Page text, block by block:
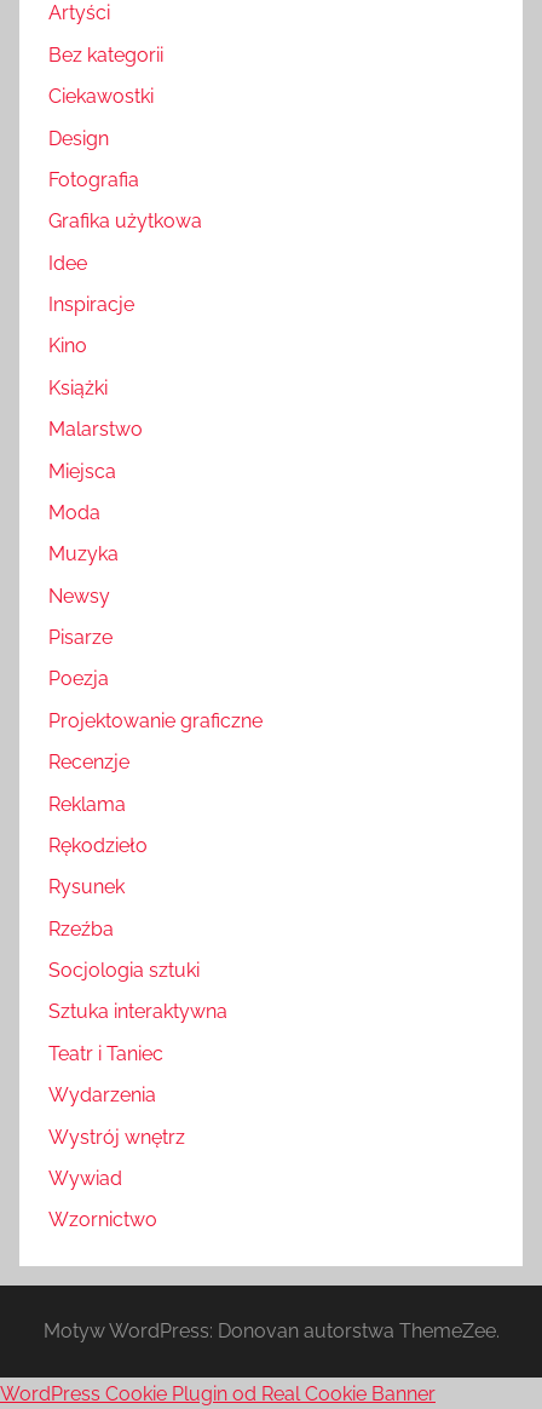
Artyści
Bez kategorii
Ciekawostki
Design
Fotografia
Grafika użytkowa
Idee
Inspiracje
Kino
Książki
Malarstwo
Miejsca
Moda
Muzyka
Newsy
Pisarze
Poezja
Projektowanie graficzne
Recenzje
Reklama
Rękodzieło
Rysunek
Rzeźba
Socjologia sztuki
Sztuka interaktywna
Teatr i Taniec
Wydarzenia
Wystrój wnętrz
Wywiad
Wzornictwo
Motyw WordPress: Donovan autorstwa ThemeZee.
WordPress Cookie Plugin od Real Cookie Banner